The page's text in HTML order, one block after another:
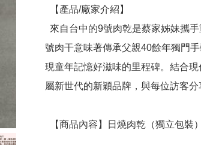
號肉干意味著傳承父親40餘年獨門
現童年記憶好滋味的里程碑。結合
屬新世代的新穎品牌，與每位訪客分